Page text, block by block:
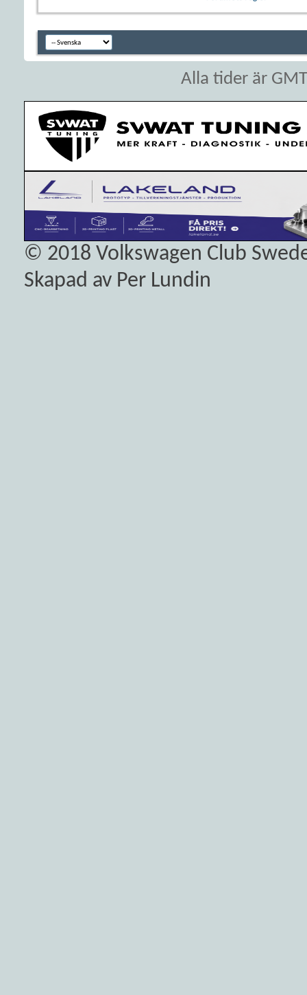
Alla tider är
© 2018 Volkswagen Club
Skapad av Per Lundin